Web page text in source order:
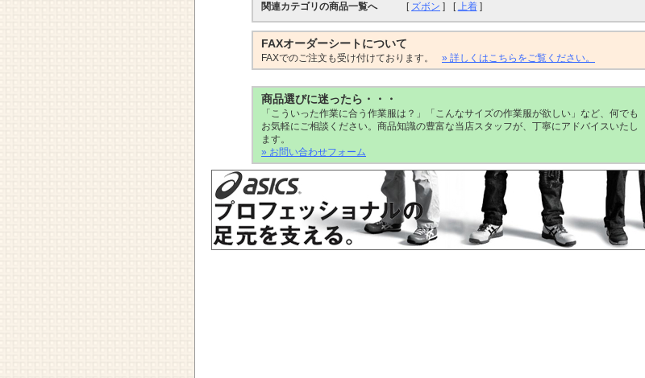
関連カテゴリの商品一覧へ
[上着]
[ ズボン ]
FAXオーダーシートについて
FAXでのご注文も受け付けております。 » 詳しくはこちらをご覧ください。
商品選びに迷ったら・・・
「こういった作業に合う作業服は？」「こんなサイズの作業服が欲しい」など、何でも
お気軽にご相談ください。商品知識の豊富な当店スタッフが、丁寧にアドバイスいたし
ます。
» お問い合わせフォーム